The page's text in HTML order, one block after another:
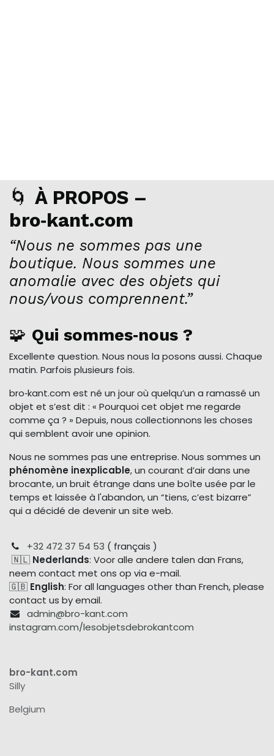
🌀 À PROPOS –
bro‑kant.com
“Nous ne sommes pas une
boutique. Nous sommes une
anomalie avec des objets qui
nous/vous comprennent.”
🧩 Qui sommes‑nous ?
Excellente question. Nous nous la posons aussi. Chaque
matin. Parfois plusieurs fois.
bro‑kant.com est né un jour où quelqu’un a ramassé un
objet et s’est dit : « Pourquoi cet objet me regarde
comme ça ? » Depuis, nous collectionnons les choses
qui semblent avoir une opinion.
Nous ne sommes pas une entreprise. Nous sommes un
phénomène inexplicable, un courant d’air dans une
brocante, un bruit étrange dans une boîte usée par le
temps et laissée à l'abandon, un “tiens, c’est bizarre”
qui a décidé de devenir un site web.
+32 472 37 54 53 ( français )
🇳🇱 Nederlands: Voor alle andere talen dan Frans,
neem contact met ons op via e-mail.
🇬🇧 English: For all languages other than French, please
contact us by email.
admin@bro-kant.com
instagram.com/lesobjetsdebrokantcom
bro-kant.com
Silly
Belgium